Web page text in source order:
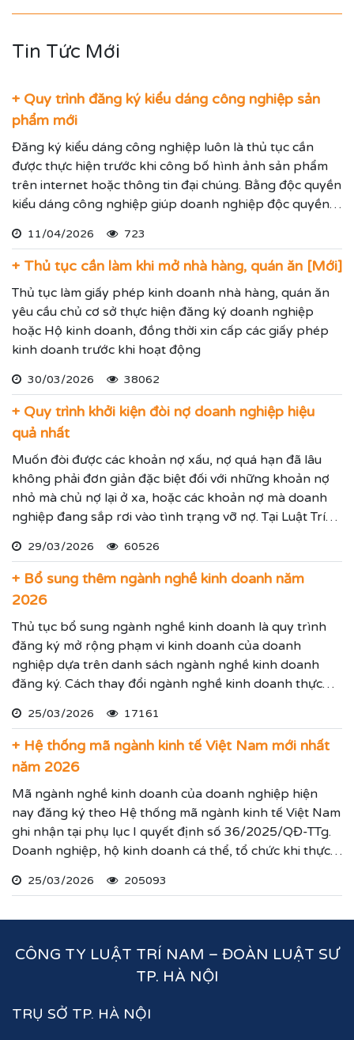
Tin Tức Mới
+ Quy trình đăng ký kiểu dáng công nghiệp sản
phẩm mới
Đăng ký kiểu dáng công nghiệp luôn là thủ tục cần
được thực hiện trước khi công bố hình ảnh sản phẩm
trên internet hoặc thông tin đại chúng. Bằng độc quyền
kiểu dáng công nghiệp giúp doanh nghiệp độc quyền
hạn đến 15 năm.
11/04/2026 723
+ Thủ tục cần làm khi mở nhà hàng, quán ăn [Mới]
Thủ tục làm giấy phép kinh doanh nhà hàng, quán ăn
yêu cầu chủ cơ sở thực hiện đăng ký doanh nghiệp
hoặc Hộ kinh doanh, đồng thời xin cấp các giấy phép
kinh doanh trước khi hoạt động
30/03/2026 38062
+ Quy trình khởi kiện đòi nợ doanh nghiệp hiệu
quả nhất
Muốn đòi được các khoản nợ xấu, nợ quá hạn đã lâu
không phải đơn giản đặc biệt đối với những khoản nợ
nhỏ mà chủ nợ lại ở xa, hoặc các khoản nợ mà doanh
nghiệp đang sắp rơi vào tình trạng vỡ nợ. Tại Luật Trí
quyết các tranh chấp kinh tế hiệu quả đảm bảo sẽ giúp
thực hiện các yêu cầu mà Quý vị đưa ra.
29/03/2026 60526
+ Bổ sung thêm ngành nghề kinh doanh năm
2026
Thủ tục bổ sung ngành nghề kinh doanh là quy trình
đăng ký mở rộng phạm vi kinh doanh của doanh
nghiệp dựa trên danh sách ngành nghề kinh doanh
đăng ký. Cách thay đổi ngành nghề kinh doanh thực
25/03/2026 17161
+ Hệ thống mã ngành kinh tế Việt Nam mới nhất
năm 2026
Mã ngành nghề kinh doanh của doanh nghiệp hiện
nay đăng ký theo Hệ thống mã ngành kinh tế Việt Nam
ghi nhận tại phụ lục I quyết định số 36/2025/QĐ-TTg.
Doanh nghiệp, hộ kinh doanh cá thể, tổ chức khi thực
ghi nhận lĩnh vực hoạt động, ngành nghề kinh doanh
25/03/2026 205093
CÔNG TY LUẬT TRÍ NAM – ĐOÀN LUẬT SƯ
TP. HÀ NỘI
TRỤ SỞ TP. HÀ NỘI